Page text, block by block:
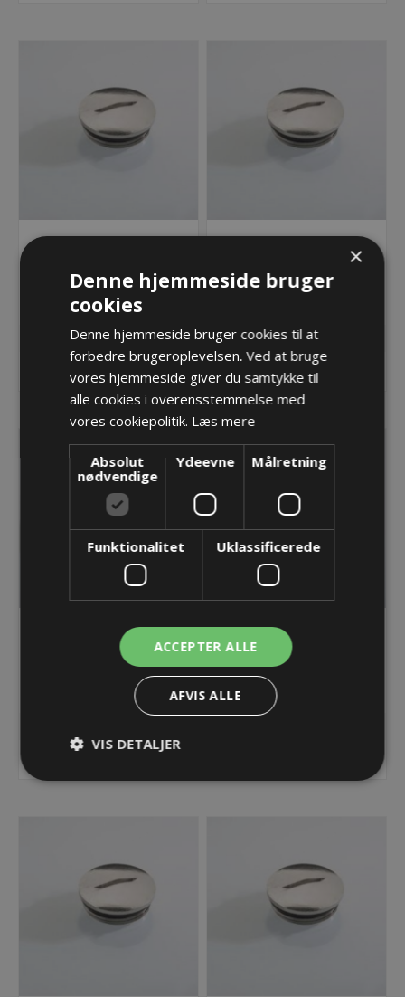
Blindprop - Rund - M20 x
7,37 kr.
Lager: Restordre - Er på vej!
KØB
Blindprop - Rund - M25 x
13,93 kr.
KØB
Blindprop - Rund - M32 x
1,5mm
19,88 kr.
Lager: Restordre - Er på vej!
Blindprop - Rund - M40 x
1,5mm
31,08 kr.
Lager: Restordre - Er på vej!
×
Denne hjemmeside bruger
cookies
Denne hjemmeside bruger cookies til at
forbedre brugeroplevelsen. Ved at bruge
vores hjemmeside giver du samtykke til
alle cookies i overensstemmelse med
vores cookiepolitik. Læs mere
Absolut
nødvendige
Ydeevne Målretning
Funktionalitet Uklassificerede
ACCEPTER ALLE
AFVIS ALLE
VIS DETALJER